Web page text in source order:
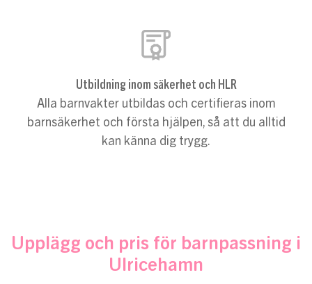
Utbildning inom säkerhet och HLR
Alla barnvakter utbildas och certifieras inom
barnsäkerhet och första hjälpen, så att du alltid
kan känna dig trygg.
Upplägg och pris för barnpassning i
Ulricehamn